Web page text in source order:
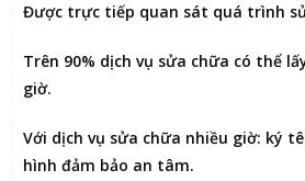
Được trực tiếp quan sát quá trình
Trên 90% dịch vụ sửa chữa có thể
giờ.
Với dịch vụ sửa chữa nhiều giờ: ký
hình đảm bảo an tâm.